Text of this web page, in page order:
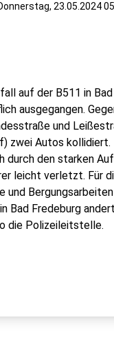
23.05.2024
auf der B511 in
ausgegangen.
und
zwei Autos kollidiert.
durch den starken
leicht verletzt. Für
und
Bad Fredeburg
die Polizeileitstelle.